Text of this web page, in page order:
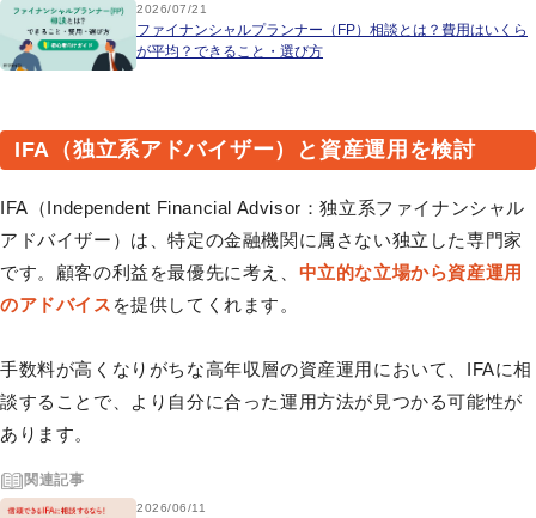
2026/07/21
ファイナンシャルプランナー（FP）相談とは？費用はいくら
が平均？できること・選び方
IFA（独立系アドバイザー）と資産運用を検討
IFA（Independent Financial Advisor：独立系ファイナンシャル
アドバイザー）は、特定の金融機関に属さない独立した専門家
です。顧客の利益を最優先に考え、 中立的な立場から資産運用
のアドバイス を提供してくれます。
手数料が高くなりがちな高年収層の資産運用において、IFAに相
談することで、より自分に合った運用方法が見つかる可能性が
あります。
関連記事
2026/06/11